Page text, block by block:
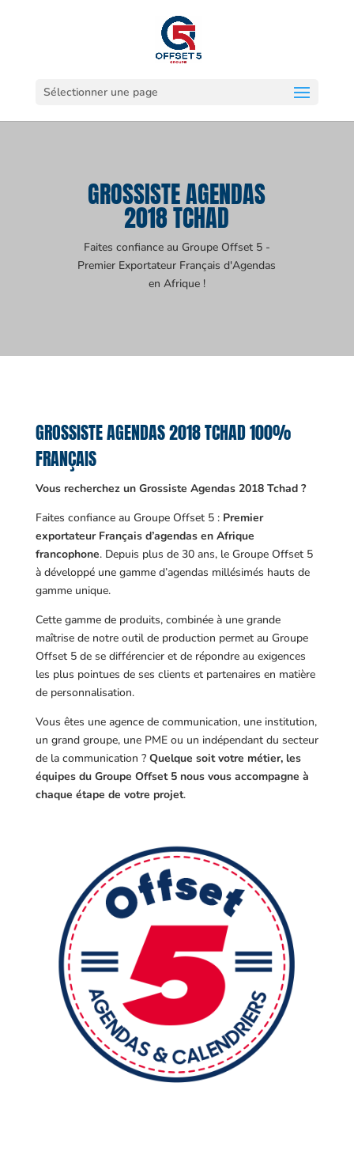
Sélectionner une page
GROSSISTE AGENDAS
2018 TCHAD
Faites confiance au Groupe Offset 5 -
Premier Exportateur Français d'Agendas
en Afrique !
GROSSISTE AGENDAS 2018 TCHAD 100%
FRANÇAIS
Vous recherchez un Grossiste Agendas 2018 Tchad ?
Faites confiance au Groupe Offset 5 : Premier
exportateur Français d’agendas en Afrique
francophone. Depuis plus de 30 ans, le Groupe Offset 5
à développé une gamme d’agendas millésimés hauts de
gamme unique.
Cette gamme de produits, combinée à une grande
maîtrise de notre outil de production permet au Groupe
Offset 5 de se différencier et de répondre au exigences
les plus pointues de ses clients et partenaires en matière
de personnalisation.
Vous êtes une agence de communication, une institution,
un grand groupe, une PME ou un indépendant du secteur
de la communication ? Quelque soit votre métier, les
équipes du Groupe Offset 5 nous vous accompagne à
chaque étape de votre projet.